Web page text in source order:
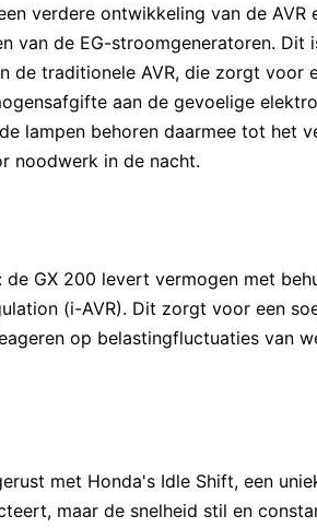
verdere ontwikkeling van de
van de EG-stroomgeneratoren. Dit
de traditionele AVR, die zorgt voor
aan de gevoelige
lampen behoren daarmee tot het
noodwerk in de nacht.
GX 200 levert vermogen met
(i-AVR). Dit zorgt voor een
op belastingfluctuaties van
met Honda's Idle Shift, een
maar de snelheid stil en